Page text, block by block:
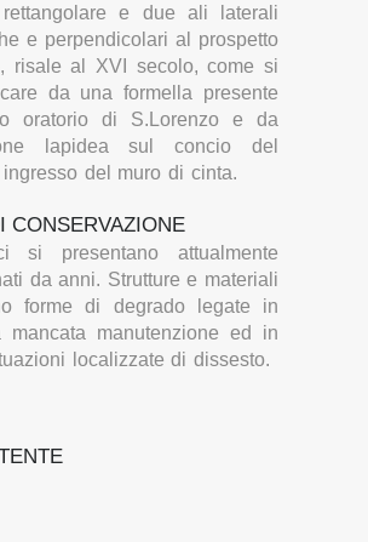
e due ali laterali
e perpendicolari al prospetto
risale al XVI secolo, come si
da una formella presente
oratorio di S.Lorenzo e da
lapidea sul concio del
del muro di cinta.
CONSERVAZIONE
si presentano attualmente
da anni. Strutture e materiali
forme di degrado legate in
mancata manutenzione ed in
localizzate di dissesto.